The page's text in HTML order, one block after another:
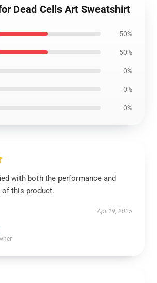
Dead Cells Art Sweatshirt
50%
50%
0%
0%
0%
with both the performance and
this product.
Apr 19, 2025